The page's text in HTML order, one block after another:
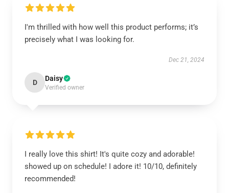
I'm thrilled with how well this product performs; it’s
precisely what I was looking for.
Dec 21, 2024
D Daisy
Verified owner
I really love this shirt! It's quite cozy and adorable!
showed up on schedule! I adore it! 10/10, definitely
recommended!